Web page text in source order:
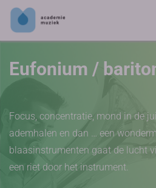
Eufonium /
Focus, concentratie, mond in de
ademhalen en dan … een
blaasinstrumenten gaat de lucht
een riet door het instrument.